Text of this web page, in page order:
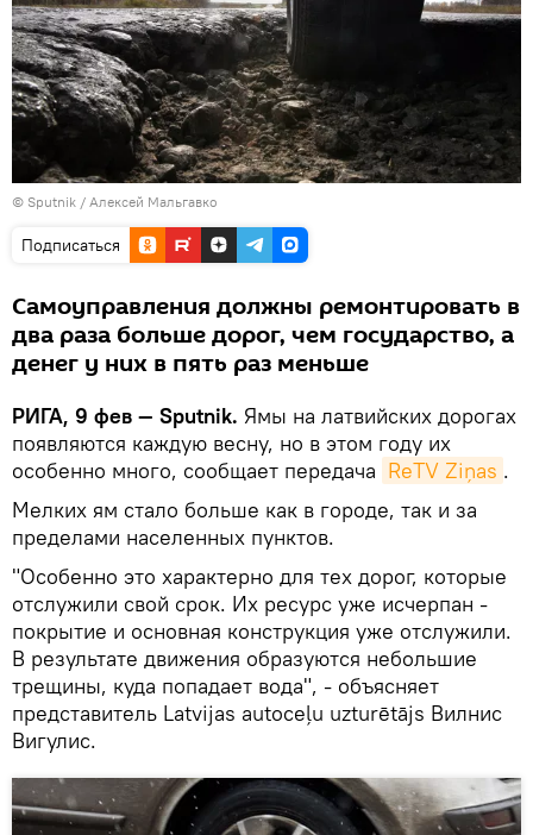
© Sputnik / Алексей Мальгавко
Подписаться
Самоуправления должны ремонтировать в
два раза больше дорог, чем государство, а
денег у них в пять раз меньше
РИГА, 9 фев — Sputnik. Ямы на латвийских дорогах
появляются каждую весну, но в этом году их
особенно много, сообщает передача ReTV Ziņas .
Мелких ям стало больше как в городе, так и за
пределами населенных пунктов.
"Особенно это характерно для тех дорог, которые
отслужили свой срок. Их ресурс уже исчерпан -
покрытие и основная конструкция уже отслужили.
В результате движения образуются небольшие
трещины, куда попадает вода", - объясняет
представитель Latvijas autoceļu uzturētājs Вилнис
Вигулис.